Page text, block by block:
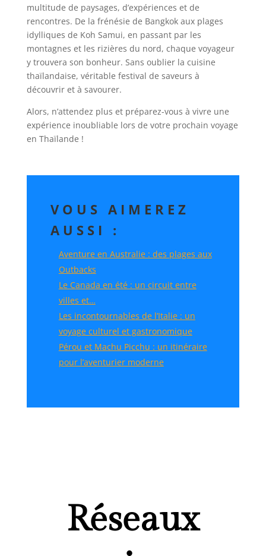
multitude de paysages, d’expériences et de
rencontres. De la frénésie de Bangkok aux plages
idylliques de Koh Samui, en passant par les
montagnes et les rizières du nord, chaque voyageur
y trouvera son bonheur. Sans oublier la cuisine
thaïlandaise, véritable festival de saveurs à
découvrir et à savourer.
Alors, n’attendez plus et préparez-vous à vivre une
expérience inoubliable lors de votre prochain voyage
en Thaïlande !
VOUS AIMEREZ
AUSSI :
Aventure en Australie : des plages aux
Outbacks
Le Canada en été : un circuit entre
villes et…
Les incontournables de l’Italie : un
voyage culturel et gastronomique
Pérou et Machu Picchu : un itinéraire
pour l’aventurier moderne
Réseaux